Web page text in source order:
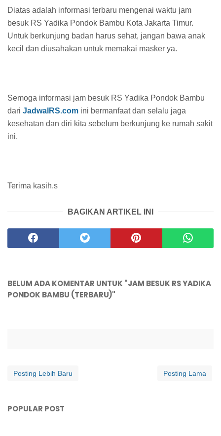
Diatas adalah informasi terbaru mengenai waktu jam
besuk RS Yadika Pondok Bambu Kota Jakarta Timur.
Untuk berkunjung badan harus sehat, jangan bawa anak
kecil dan diusahakan untuk memakai masker ya.
Semoga informasi jam besuk RS Yadika Pondok Bambu
dari JadwalRS.com ini bermanfaat dan selalu jaga
kesehatan dan diri kita sebelum berkunjung ke rumah sakit
ini.
Terima kasih.s
BAGIKAN ARTIKEL INI
BELUM ADA KOMENTAR UNTUK "JAM BESUK RS YADIKA
PONDOK BAMBU (TERBARU)"
Posting Lebih Baru Posting Lama
POPULAR POST